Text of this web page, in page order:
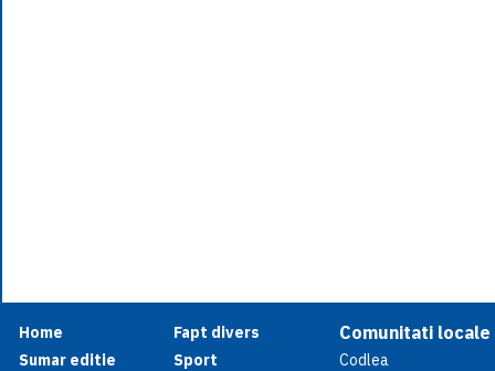
Home
Sumar editie
Fapt divers
Sport
Comunitati locale
Codlea